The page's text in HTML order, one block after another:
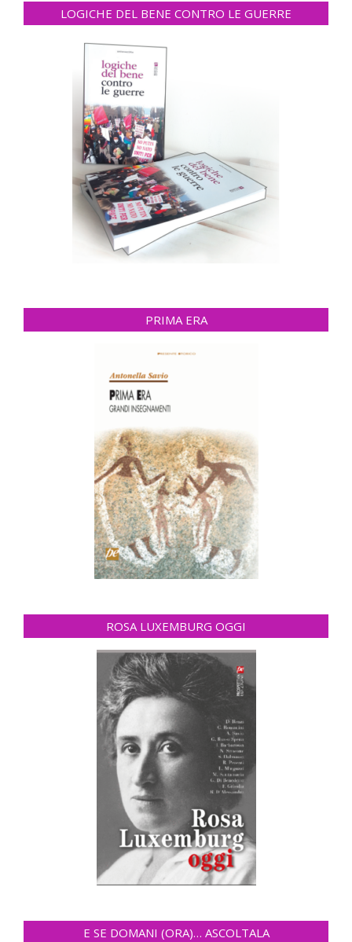
LOGICHE DEL BENE CONTRO LE GUERRE
PRIMA ERA
ROSA LUXEMBURG OGGI
E SE DOMANI (ORA)… ASCOLTALA